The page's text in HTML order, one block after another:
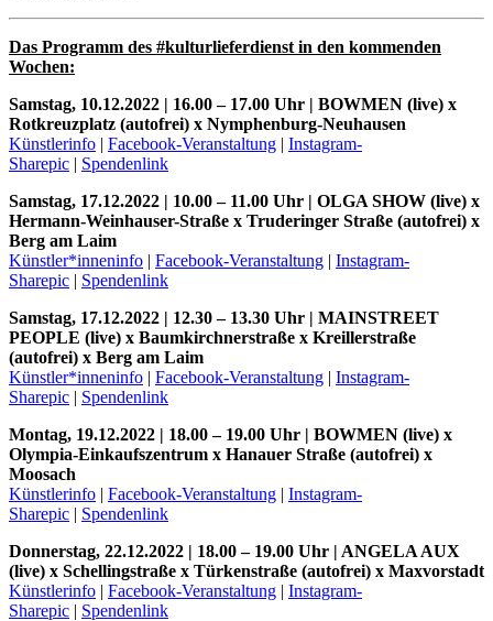
Das Programm des #kulturlieferdienst in den kommenden
Wochen:
Samstag, 10.12.2022 | 16.00 – 17.00 Uhr | BOWMEN (live) x
Rotkreuzplatz (autofrei) x Nymphenburg-Neuhausen
Künstlerinfo | Facebook-Veranstaltung | Instagram-
Sharepic | Spendenlink
Samstag, 17.12.2022 | 10.00 – 11.00 Uhr | OLGA SHOW (live) x
Hermann-Weinhauser-Straße x Truderinger Straße (autofrei) x
Berg am Laim
Künstler*inneninfo | Facebook-Veranstaltung | Instagram-
Sharepic | Spendenlink
Samstag, 17.12.2022 | 12.30 – 13.30 Uhr | MAINSTREET
PEOPLE (live) x Baumkirchnerstraße x Kreillerstraße
(autofrei) x Berg am Laim
Künstler*inneninfo | Facebook-Veranstaltung | Instagram-
Sharepic | Spendenlink
Montag, 19.12.2022 | 18.00 – 19.00 Uhr | BOWMEN (live) x
Olympia-Einkaufszentrum x Hanauer Straße (autofrei) x
Moosach
Künstlerinfo | Facebook-Veranstaltung | Instagram-
Sharepic | Spendenlink
Donnerstag, 22.12.2022 | 18.00 – 19.00 Uhr | ANGELA AUX
(live) x Schellingstraße x Türkenstraße (autofrei) x Maxvorstadt
Künstlerinfo | Facebook-Veranstaltung | Instagram-
Sharepic | Spendenlink